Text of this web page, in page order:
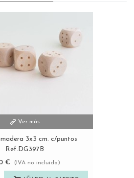
Ver más
3x3 cm. c/puntos
Ref.DG397B
€
(IVA no incluido)